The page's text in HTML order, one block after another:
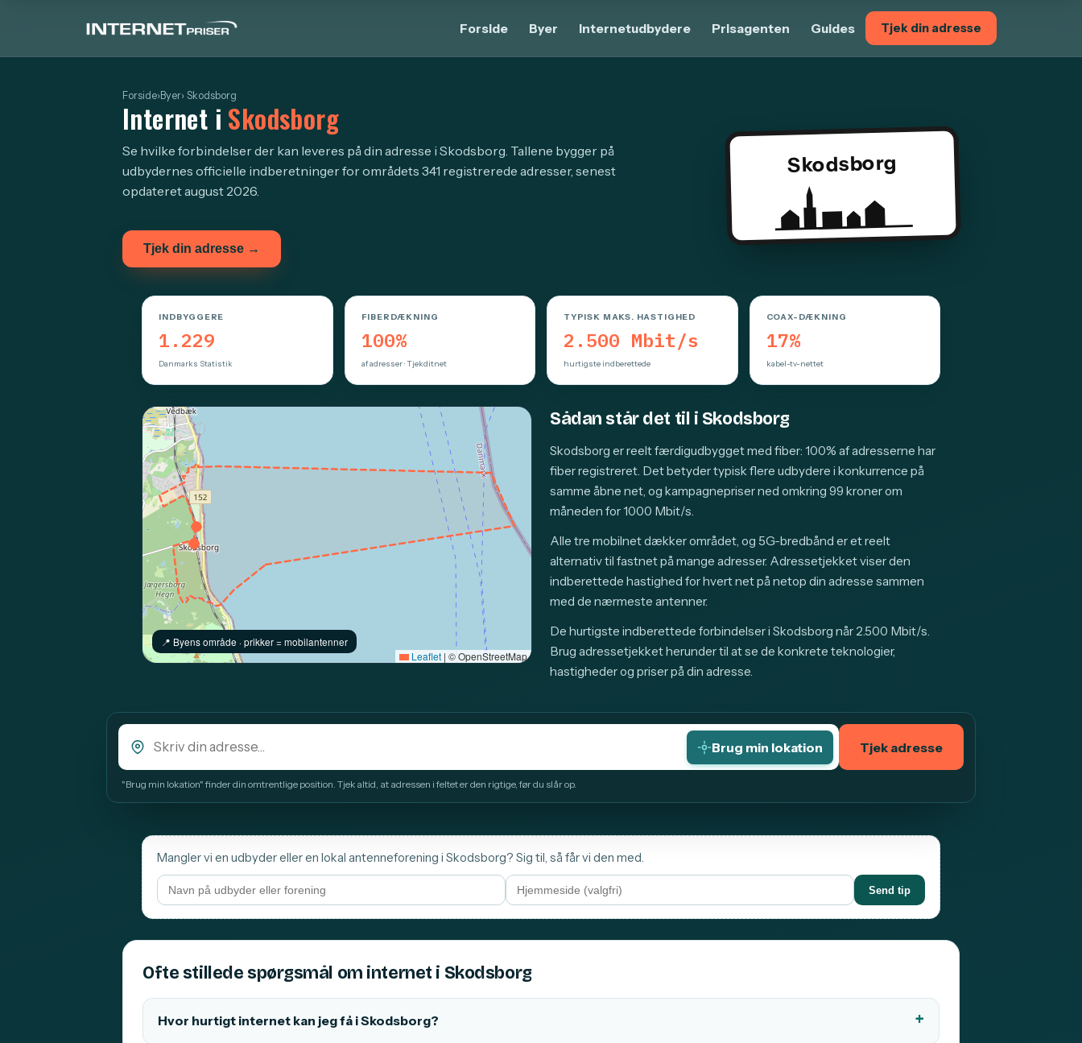
Forside Byer Internetudbydere Prisagenten Guides Tjek din adresse
Forside›Byer› Skodsborg
Internet i Skodsborg
Se hvilke forbindelser der kan leveres på din adresse i Skodsborg. Tallene bygger på
udbydernes officielle indberetninger for områdets 341 registrerede adresser, senest
opdateret august 2026.
Tjek din adresse →
Skodsborg
INDBYGGERE
1.229
Danmarks Statistik
FIBERDÆKNING
100%
af adresser · Tjekditnet
TYPISK MAKS. HASTIGHED
2.500 Mbit/s
hurtigste indberettede
COAX-DÆKNING
17%
kabel-tv-nettet
📍️ Byens område · prikker = mobilantenner
Leaflet | © OpenStreetMap
Sådan står det til i Skodsborg
Skodsborg er reelt færdigudbygget med fiber: 100% af adresserne har
fiber registreret. Det betyder typisk flere udbydere i konkurrence på
samme åbne net, og kampagnepriser ned omkring 99 kroner om
måneden for 1000 Mbit/s.
Alle tre mobilnet dækker området, og 5G-bredbånd er et reelt
alternativ til fastnet på mange adresser. Adressetjekket viser den
indberettede hastighed for hvert net på netop din adresse sammen
med de nærmeste antenner.
De hurtigste indberettede forbindelser i Skodsborg når 2.500 Mbit/s.
Brug adressetjekket herunder til at se de konkrete teknologier,
hastigheder og priser på din adresse.
Brug min lokation Tjek adresse
"Brug min lokation" finder din omtrentlige position. Tjek altid, at adressen i feltet er den rigtige, før du slår op.
Mangler vi en udbyder eller en lokal antenneforening i Skodsborg? Sig til, så får vi den med.
Send tip
Ofte stillede spørgsmål om internet i Skodsborg
Hvor hurtigt internet kan jeg få i Skodsborg?